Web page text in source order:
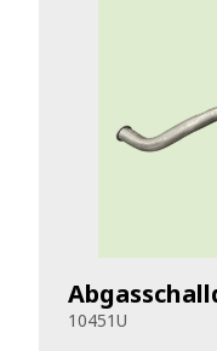
10451U